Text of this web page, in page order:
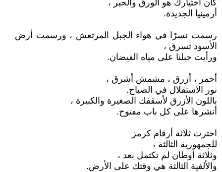
كان اختيارك هو الورق والحبر ،
أرمينيا الجديدة.
رسمت نسرًا في هواء الجبل المرتعش ، ورسمت أرض
الأسود تسرق ،
ورأيت جبلنا على مياه الفيضان.
أحمر ، أزرق ، مشمش أشرق ،
نور الاستقلال في الصباح.
باللون الأزرق لأسقفك الصغيرة والكبيرة ،
أنشرها على كل باب مفتوح.
اخترت ثلاثة أرقام كرمز
للجمهورية الثالثة ،
وثلاثة أوطان لم تكتمل بعد ،
والألفية الثالثة هي وقتك على الأرض.